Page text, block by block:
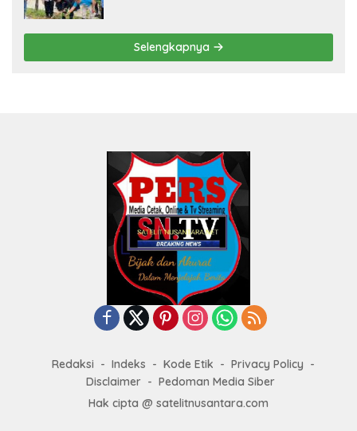
Selengkapnya
Redaksi Indeks Kode Etik
Privacy Policy
Disclaimer
Pedoman Media Siber
Hak cipta @ satelitnusantara.com